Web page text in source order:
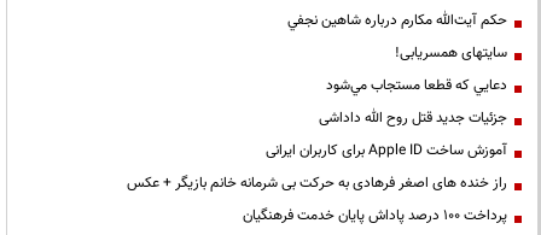
حكم آيت‌الله مكارم درباره شاهين نجفي
سایتهای همسریابی!
دعايي كه قطعا مستجاب مي‌شود
جزئیات جدید قتل روح الله داداشی
آموزش ساخت Apple ID برای کاربران ایرانی
راز خنده های اصغر فرهادی به حرکت بی شرمانه خانم بازیگر + عکس
پرداخت ۱۰۰ درصد پاداش پایان خدمت فرهنگیان